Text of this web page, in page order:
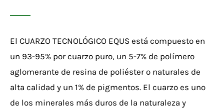
El CUARZO TECNOLÓGICO EQUS está compuesto en
un 93-95% por cuarzo puro, un 5-7% de polímero
aglomerante de resina de poliéster o naturales de
alta calidad y un 1% de pigmentos. El cuarzo es uno
de los minerales más duros de la naturaleza y